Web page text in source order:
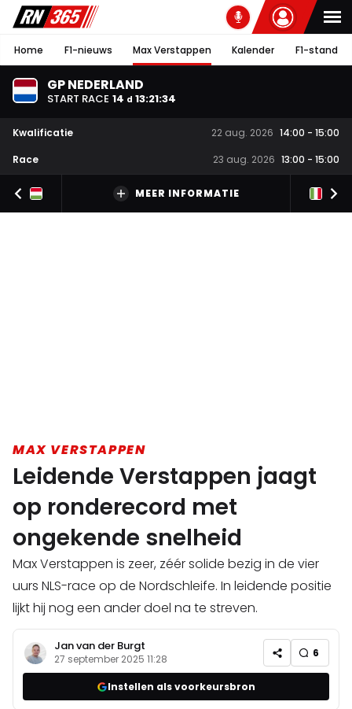
Home F1-nieuws Max Verstappen Kalender F1-stand
GP NEDERLAND
START RACE 14 d 13:21:34
Kwalificatie 22 aug. 2026 14:00 - 15:00
Race
23 aug. 2026 13:00 - 15:00
MEER INFORMATIE
MAX VERSTAPPEN
Leidende Verstappen jaagt
op ronderecord met
ongekende snelheid
Max Verstappen is zeer, zéér solide bezig in de vier
uurs NLS-race op de Nordschleife. In leidende positie
lijkt hij nog een ander doel na te streven.
Jan van der Burgt
27 september 2025 11:28 6
Instellen als voorkeursbron